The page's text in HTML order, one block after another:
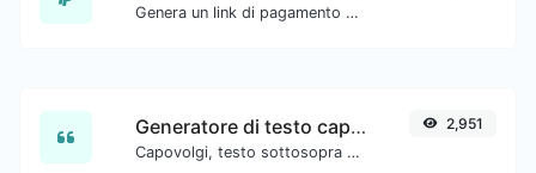
Genera un link di pagamento PayPal con facilità.
Generatore di testo capovolto
Capovolgi, testo sottosopra con facilità.
2,951